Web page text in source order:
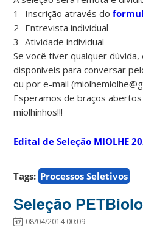
1- Inscrição através do
2- Entrevista individual
3- Atividade individual
Se você tiver qualquer
disponíveis para conversar
ou por e-mail
Esperamos de braços
miolhinhos!!!
Edital de Seleção MIOLHE
Tags: Processos Seletivos
Seleção
08/04/2014 00:09